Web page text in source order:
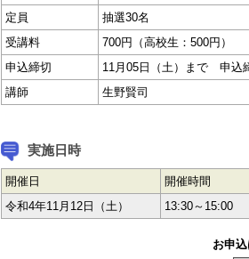
定員
抽選30名
受講料
700円（高校生：500円）
申込締切
11月05日（土）まで 申込
講師
生野賢司
実施日時
開催日
開催時間
令和4年11月12日（土）
13:30～15:00
お申